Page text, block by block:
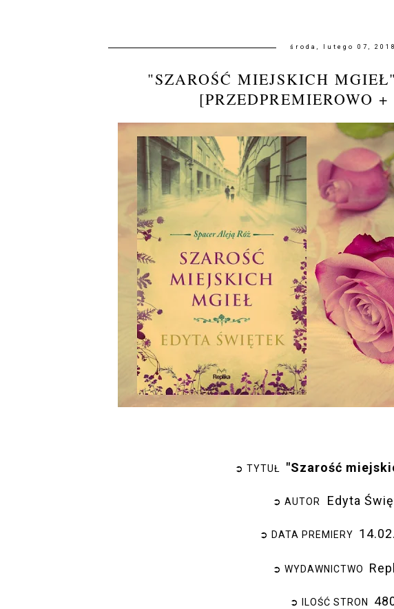
środa, lutego 07, 2018
"SZAROŚĆ MIEJSKICH
[PRZEDPREMIEROWO
➲ TYTUŁ "Szarość
➲ AUTOR Edyta
➲ DATA PREMIERY
➲ WYDAWNICTWO
➲ ILOŚĆ STRON